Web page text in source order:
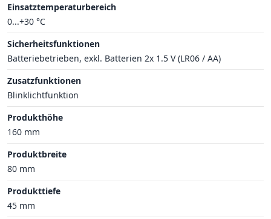
Einsatztemperaturbereich
0...+30 °C
Sicherheitsfunktionen
Batteriebetrieben, exkl. Batterien 2x 1.5 V (LR06 / AA)
Zusatzfunktionen
Blinklichtfunktion
Produkthöhe
160 mm
Produktbreite
80 mm
Produkttiefe
45 mm